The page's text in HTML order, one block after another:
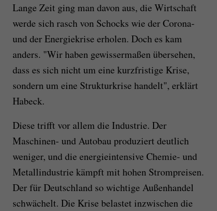
Lange Zeit ging man davon aus, die Wirtschaft
werde sich rasch von Schocks wie der Corona-
und der Energiekrise erholen. Doch es kam
anders. "Wir haben gewissermaßen übersehen,
dass es sich nicht um eine kurzfristige Krise,
sondern um eine Strukturkrise handelt", erklärt
Habeck.
Diese trifft vor allem die Industrie. Der
Maschinen- und Autobau produziert deutlich
weniger, und die energieintensive Chemie- und
Metallindustrie kämpft mit hohen Strompreisen.
Der für Deutschland so wichtige Außenhandel
schwächelt. Die Krise belastet inzwischen die